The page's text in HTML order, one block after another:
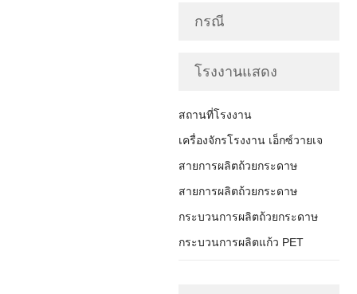
กรณี
โรงงานแสดง
สถานที่โรงงาน
เครื่องจักรโรงงาน เอ็กซ์วายเจ
สายการผลิตถ้วยกระดาษ
สายการผลิตถ้วยกระดาษ
กระบวนการผลิตถ้วยกระดาษ
กระบวนการผลิตแก้ว PET